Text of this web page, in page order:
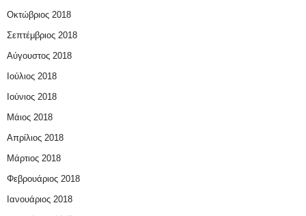
Οκτώβριος 2018
Σεπτέμβριος 2018
Αύγουστος 2018
Ιούλιος 2018
Ιούνιος 2018
Μάιος 2018
Απρίλιος 2018
Μάρτιος 2018
Φεβρουάριος 2018
Ιανουάριος 2018